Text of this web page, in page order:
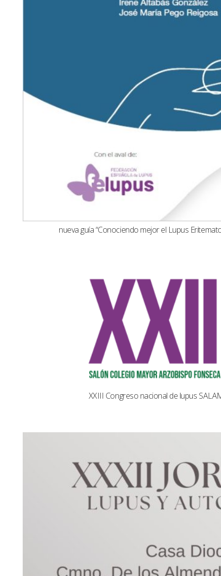
nueva guía “Conociendo mejor el Lupus
XXIII Congreso nacional de lupus